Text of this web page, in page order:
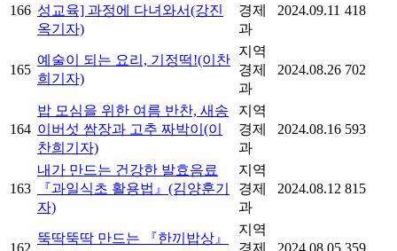
166 성교육] 과정에 다녀와서(강진
옥기자)
경제
과
2024.09.11 418
165
예술이 되는 요리, 기정떡!(이찬
희기자)
지역
경제
과
2024.08.26 702
164
밥 모심을 위한 여름 반찬, 새송
이버섯 쌈장과 고추 짜박이(이
찬희기자)
지역
경제
과
2024.08.16 593
163
내가 만드는 건강한 발효음료
『과일식초 활용법』(김양훈기
자)
지역
경제
과
2024.08.12 815
162
뚝딱뚝딱 만드는 『한끼밥상』
지역
경제
2024.08.05 359